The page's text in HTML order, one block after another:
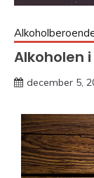
Alkoholen
december 5,